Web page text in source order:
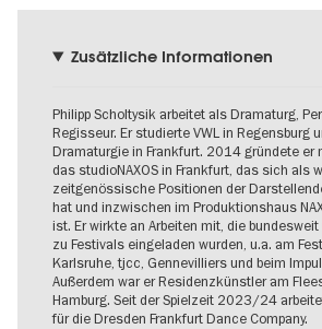
Zusätzliche Informationen
Philipp Scholtysik arbeitet als Dramaturg,
Regisseur. Er studierte VWL in Regensburg
Dramaturgie in Frankfurt. 2014 gründete er
das studioNAXOS in Frankfurt, das sich als
zeitgenössische Positionen der
hat und inzwischen im Produktionshaus
ist. Er wirkte an Arbeiten mit, die
zu Festivals eingeladen wurden, u.a. am
Karlsruhe, tjcc, Gennevilliers und beim
Außerdem war er Residenzkünstler am
Hamburg. Seit der Spielzeit 2023/24
für die Dresden Frankfurt Dance Company.